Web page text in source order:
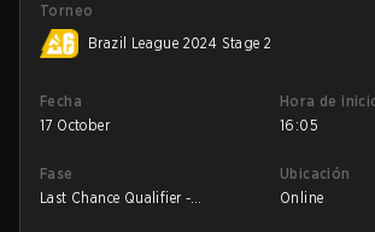
Torneo
Brazil League 2024 Stage 2
Fecha
17 October
Hora de
16:05
Fase
Last Chance Qualifier -
Ubicación
Online